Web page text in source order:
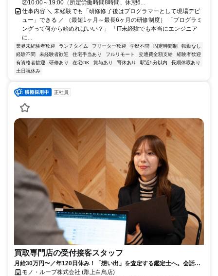
②10:00～19:00（所定労働時間8時間、休憩6...
仕事内容 ＼ 未経験でも「研修修了後はプログラマーとして現場デビ
ュー」できる ／ （最短1ヶ月～最長6ヶ月の研修制度） 「プログラミ
ングって何から始めればいい？」 「IT未経験でも本当にエンジニア
に...
業界未経験者歓迎 ランチタイム フリーター歓迎 学歴不問 固定時間制
転勤なし
経験不問
未経験者歓迎 住宅手当あり フルリモート 交通費全額支給
経験者歓迎
有資格者歓迎
研修あり 在宅OK 賞与あり 育休あり 駅近5分以内
長期休暇あり
土日祝休み
正社員
買取専門店の受付接客スタッフ
月給30万円〜／年120日休み！「想い出」を査定する鑑定士へ。会話を
楽しみながら稼げる未経験歓迎の仕事
モノ・ループ株式会社 (郡上白鳥店)